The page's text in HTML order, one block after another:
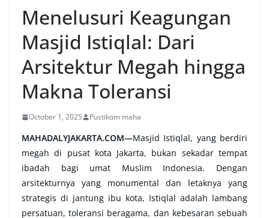
Menelusuri Keagungan
Masjid Istiqlal: Dari
Arsitektur Megah hingga
Makna Toleransi
October 1, 2025 Pustikom maha
MAHADALYJAKARTA.COM—Masjid Istiqlal, yang berdiri
megah di pusat kota Jakarta, bukan sekadar tempat
ibadah bagi umat Muslim Indonesia. Dengan
arsitekturnya yang monumental dan letaknya yang
strategis di jantung ibu kota, Istiqlal adalah lambang
persatuan, toleransi beragama, dan kebesaran sebuah